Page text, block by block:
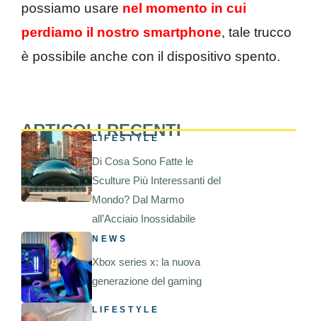
possiamo usare nel momento in cui
perdiamo il nostro smartphone, tale trucco
è possibile anche con il dispositivo spento.
ARTICOLI RECENTI
LIFESTYLE
Di Cosa Sono Fatte le
Sculture Più Interessanti del
Mondo? Dal Marmo
all’Acciaio Inossidabile
NEWS
Xbox series x: la nuova
generazione del gaming
LIFESTYLE